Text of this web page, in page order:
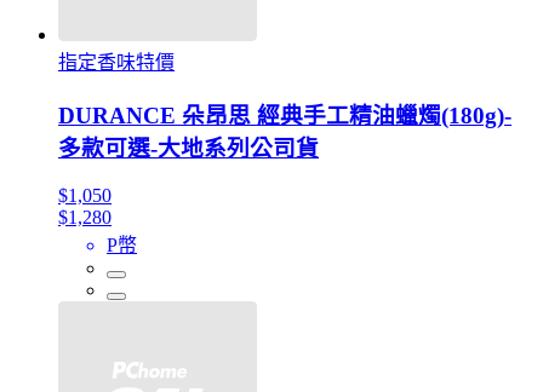
指定香味特價
DURANCE 朵昂思 經典手工精油蠟燭(180g)-
多款可選-大地系列公司貨
$1,050
$1,280
P幣